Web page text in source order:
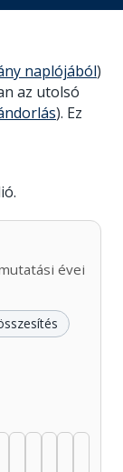
naplójából)
az utolsó
). Ez
évei